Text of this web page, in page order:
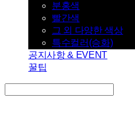
분홍색
빨간색
그 외 다양한 색상
특수컬러(승화)
공지사항 & EVENT
꿀팁